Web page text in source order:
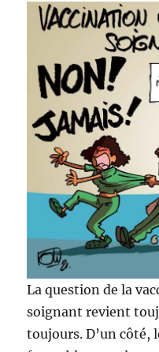
La question de la
soignant revient
toujours. D’un côté,